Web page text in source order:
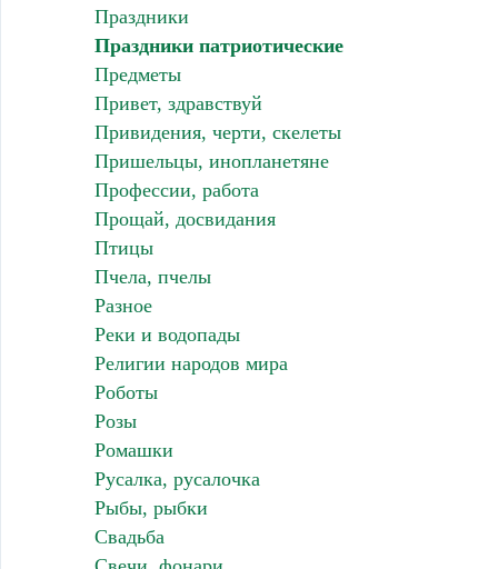
Праздники
Праздники патриотические
Предметы
Привет, здравствуй
Привидения, черти, скелеты
Пришельцы, инопланетяне
Профессии, работа
Прощай, досвидания
Птицы
Пчела, пчелы
Разное
Реки и водопады
Религии народов мира
Роботы
Розы
Ромашки
Русалка, русалочка
Рыбы, рыбки
Свадьба